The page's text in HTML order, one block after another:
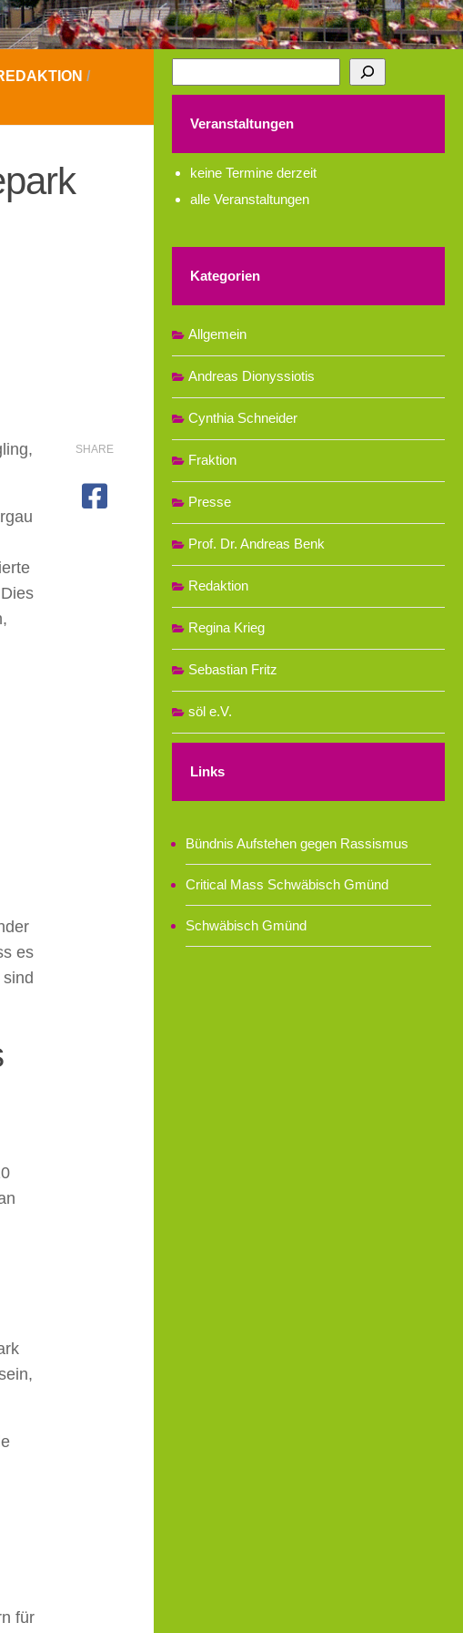
/
es
für
SHARE
Veranstaltungen
keine Termine derzeit
alle Veranstaltungen
Kategorien
Allgemein
Andreas Dionyssiotis
Cynthia Schneider
Fraktion
Presse
Prof. Dr. Andreas Benk
Redaktion
Regina Krieg
Sebastian Fritz
söl e.V.
Links
Bündnis Aufstehen gegen Rassismus
Critical Mass Schwäbisch Gmünd
Schwäbisch Gmünd